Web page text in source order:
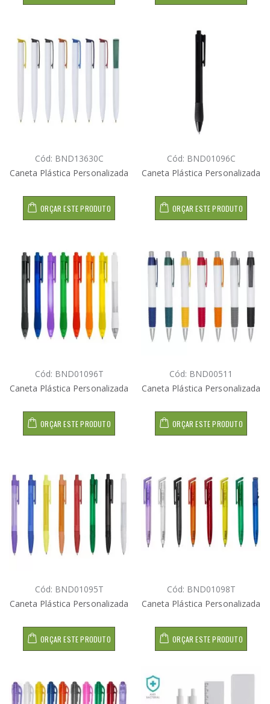
Cód: BND13630C
Caneta Plástica Personalizada
ORÇAR ESTE PRODUTO
Cód: BND01096C
Caneta Plástica Personalizada
ORÇAR ESTE PRODUTO
Cód: BND01096T
Caneta Plástica Personalizada
ORÇAR ESTE PRODUTO
Cód: BND00511
Caneta Plástica Personalizada
ORÇAR ESTE PRODUTO
Cód: BND01095T
Caneta Plástica Personalizada
ORÇAR ESTE PRODUTO
Cód: BND01098T
Caneta Plástica Personalizada
ORÇAR ESTE PRODUTO